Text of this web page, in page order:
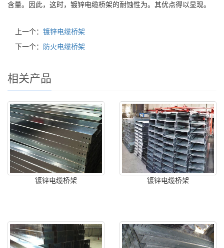
含量。因此，这时，镀锌电缆桥架的耐蚀性为。其优点得以显现。
上一个： 镀锌电缆桥架
下一个：
防火电缆桥架
相关产品
镀锌电缆桥架 镀锌电缆桥架